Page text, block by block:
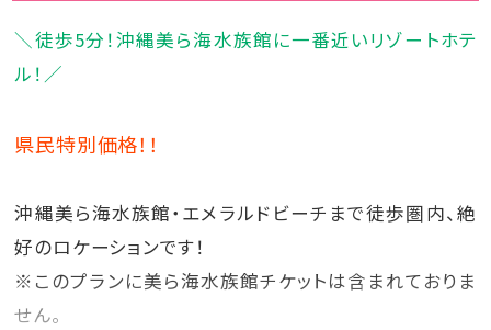
コーヒー
ソフトドリンク各種
＼徒歩5分！沖縄美ら海水族館に一番近いリゾートホテ
ル！／
県民特別価格！！
沖縄美ら海水族館・エメラルドビーチまで徒歩圏内、絶
好のロケーションです！
※このプランに美ら海水族館チケットは含まれておりま
せん。